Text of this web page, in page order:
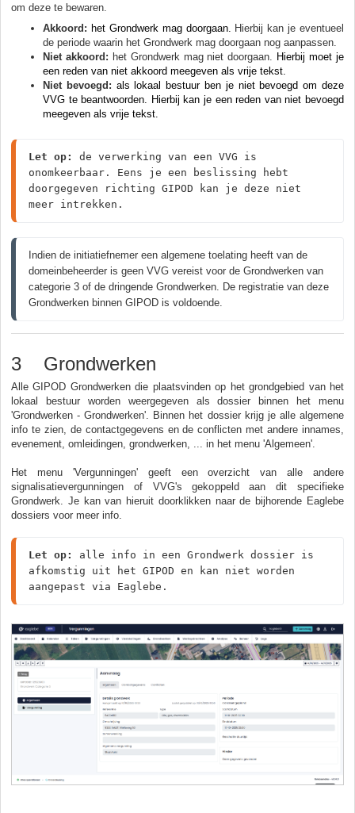
om deze te bewaren.
Akkoord: het Grondwerk mag doorgaan. Hierbij kan je eventueel
de periode waarin het Grondwerk mag doorgaan nog aanpassen.
Niet akkoord: het Grondwerk mag niet doorgaan. Hierbij moet je
een reden van niet akkoord meegeven als vrije tekst.
Niet bevoegd: als lokaal bestuur ben je niet bevoegd om deze
VVG te beantwoorden.
Hierbij kan je een reden van niet bevoegd
meegeven als vrije tekst.
Let op:
de verwerking van een VVG is
onomkeerbaar. Eens je een beslissing hebt
doorgegeven richting GIPOD kan je deze niet
meer intrekken.
Indien de initiatiefnemer een algemene toelating heeft van de
domeinbeheerder is geen VVG vereist voor de Grondwerken van
categorie 3 of de dringende Grondwerken. De registratie van deze
Grondwerken binnen GIPOD is voldoende.
3 Grondwerken
Alle GIPOD Grondwerken die plaatsvinden op het grondgebied van het
lokaal bestuur worden weergegeven als dossier binnen het menu
'Grondwerken - Grondwerken'. Binnen het dossier krijg je alle algemene
info te zien, de contactgegevens en de conflicten met andere innames,
evenement, omleidingen, grondwerken, ... in het menu 'Algemeen'.
Het menu 'Vergunningen' geeft een overzicht van alle andere
signalisatievergunningen of VVG's gekoppeld aan dit specifieke
Grondwerk. Je kan van hieruit doorklikken naar de bijhorende Eaglebe
dossiers voor meer info.
Let op:
alle info in een Grondwerk dossier is
afkomstig uit het GIPOD en kan niet worden
aangepast via Eaglebe.